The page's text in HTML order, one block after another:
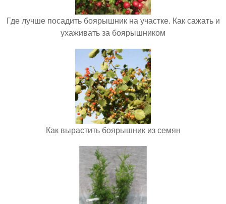
Где лучше посадить боярышник на участке. Как сажать и
ухаживать за боярышником
Как вырастить боярышник из семян